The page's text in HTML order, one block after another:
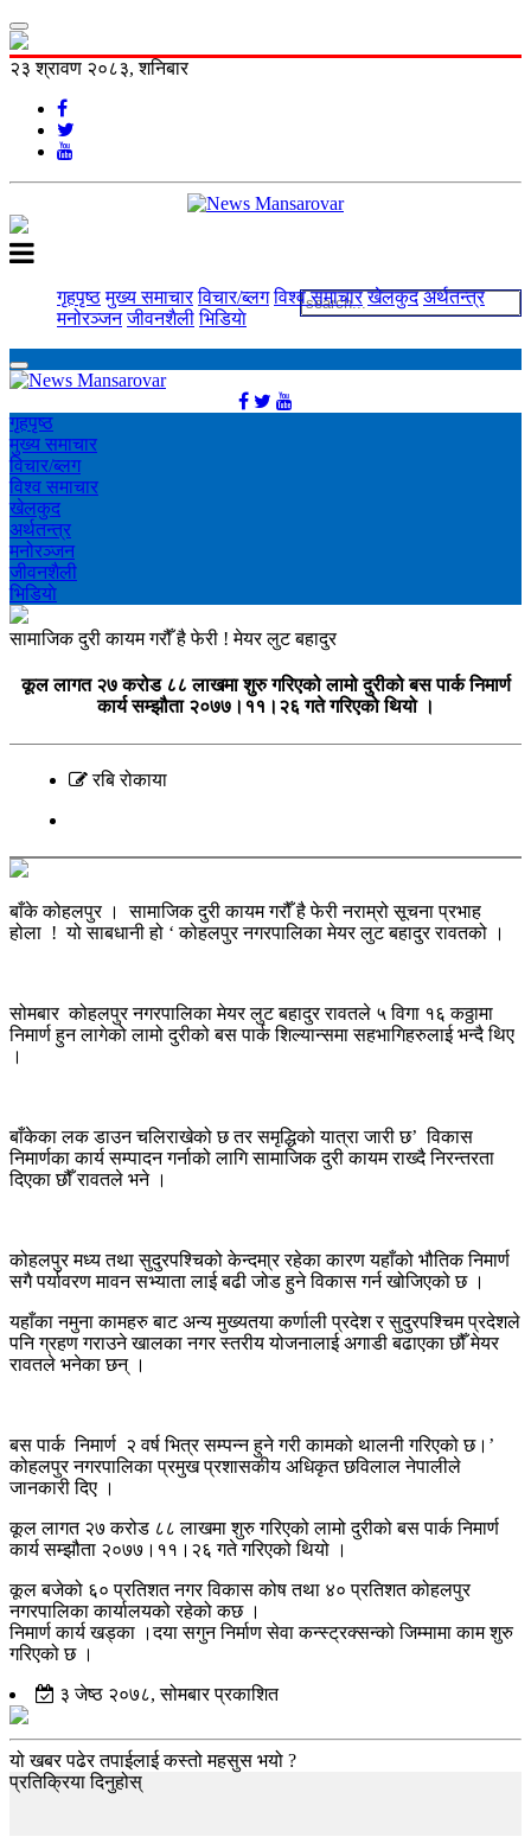
२३ श्रावण २०८३, शनिबार
गृहपृष्ठ मुख्य समाचार विचार/ब्लग विश्व समाचार खेलकुद अर्थतन्त्र
मनोरञ्‍जन जीवनशैली भिडियाे
गृहपृष्ठ
मुख्य समाचार
विचार/ब्लग
विश्व समाचार
खेलकुद
अर्थतन्त्र
मनोरञ्‍जन
जीवनशैली
भिडियाे
सामाजिक दुरी कायम गरौँ है फेरी ! मेयर लुट बहादुर
कूल लागत २७ करोड ८८ लाखमा शुरु गरिएको लामो दुरीको बस पार्क निमार्ण
कार्य सम्झौता २०७७।११।२६ गते गरिएको थियो ।
रबि रोकाया
बाँके कोहलपुर । सामाजिक दुरी कायम गरौँ है फेरी नराम्रो सूचना प्रभाह
होला ! यो साबधानी हो ‘ कोहलपुर नगरपालिका मेयर लुट बहादुर रावतको ।
सोमबार कोहलपुर नगरपालिका मेयर लुट बहादुर रावतले ५ विगा १६ कठ्ठामा
निमार्ण हुन लागेको लामो दुरीको बस पार्क शिल्यान्समा सहभागिहरुलाई भन्दै थिए
।
बाँकेका लक डाउन चलिराखेको छ तर समृद्धिको यात्रा जारी छ’ विकास
निमार्णका कार्य सम्पादन गर्नाको लागि सामाजिक दुरी कायम राख्दै निरन्तरता
दिएका छौँ रावतले भने ।
कोहलपुर मध्य तथा सुदुरपश्चिको केन्दमा्र रहेका कारण यहाँको भौतिक निमार्ण
सगै पर्यावरण मावन सभ्याता लाई बढी जोड हुने विकास गर्न खोजिएको छ ।
यहाँका नमुना कामहरु बाट अन्य मुख्यतया कर्णाली प्रदेश र सुदुरपश्चिम प्रदेशले
पनि ग्रहण गराउने खालका नगर स्तरीय योजनालाई अगाडी बढाएका छौँ मेयर
रावतले भनेका छन् ।
बस पार्क निमार्ण २ वर्ष भित्र सम्पन्न हुने गरी कामको थालनी गरिएको छ।’
कोहलपुर नगरपालिका प्रमुख प्रशासकीय अधिकृत छविलाल नेपालीले
जानकारी दिए ।
कूल लागत २७ करोड ८८ लाखमा शुरु गरिएको लामो दुरीको बस पार्क निमार्ण
कार्य सम्झौता २०७७।११।२६ गते गरिएको थियो ।
कूल बजेको ६० प्रतिशत नगर विकास कोष तथा ४० प्रतिशत कोहलपुर
नगरपालिका कार्यालयको रहेको कछ ।
निमार्ण कार्य खड्का ।दया सगुन निर्माण सेवा कन्स्ट्रक्सन्को जिम्मामा काम शुरु
गरिएको छ ।
३ जेष्ठ २०७८, सोमबार प्रकाशित
यो खबर पढेर तपाईलाई कस्तो महसुस भयो ?
प्रतिक्रिया दिनुहोस्